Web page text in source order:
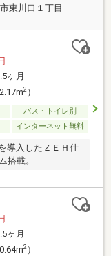
東川口１丁目
ヶ月
2）
バス・トイレ別
インターネット無料
導入したＺＥＨ仕
搭載。
ヶ月
2）